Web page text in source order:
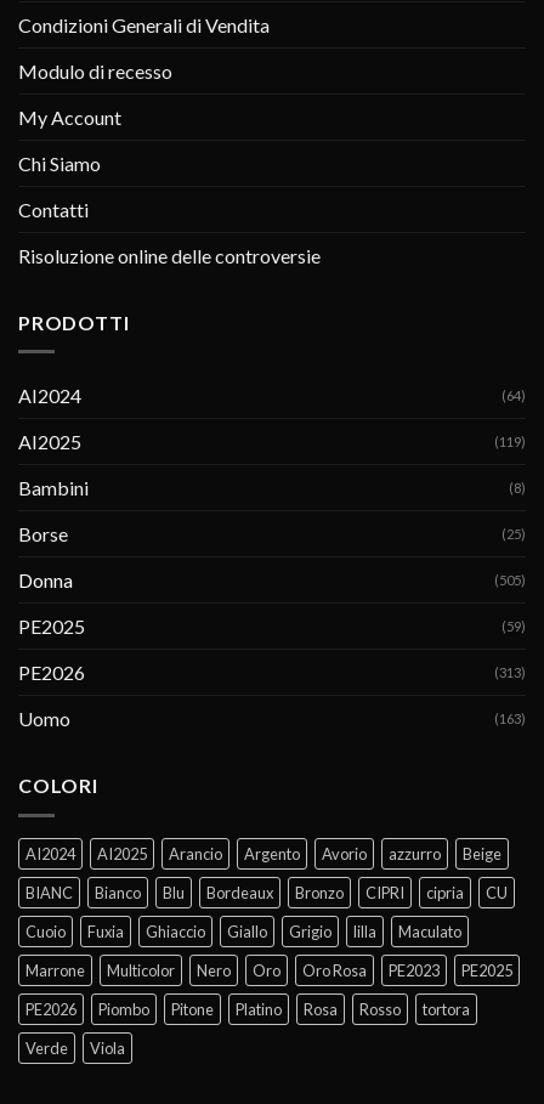
Condizioni Generali di Vendita
Modulo di recesso
My Account
Chi Siamo
Contatti
Risoluzione online delle controversie
PRODOTTI
AI2024 (64)
AI2025 (119)
Bambini (8)
Borse (25)
Donna (505)
PE2025 (59)
PE2026 (313)
Uomo (163)
COLORI
AI2024 AI2025 Arancio Argento Avorio azzurro
Beige
BIANC
Bianco Blu Bordeaux Bronzo CIPRI cipria
CU
Cuoio
Fuxia Ghiaccio Giallo Grigio lilla
Maculato
Marrone
Multicolor Nero Oro Oro Rosa PE2023
PE2025
PE2026
Piombo Pitone Platino Rosa Rosso
tortora
Verde
Viola